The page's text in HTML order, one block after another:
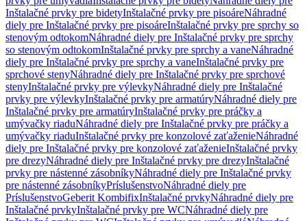
Inštalačné prvky pre bidetyInštalačné prvky pre pisoáreNáhradné
diely pre Inštalačné prvky pre pisoáreInštalačné prvky pre sprchy so
stenovým odtokomNáhradné diely pre Inštalačné prvky pre sprchy
so stenovým odtokomInštalačné prvky pre sprchy a vaneNáhradné
diely pre Inštalačné prvky pre sprchy a vaneInštalačné prvky pre
sprchové stenyNáhradné diely pre Inštalačné prvky pre sprchové
stenyInštalačné prvky pre výlevkyNáhradné diely pre Inštalačné
prvky pre výlevkyInštalačné prvky pre armatúryNáhradné diely pre
Inštalačné prvky pre armatúryInštalačné prvky pre práčky a
umývačky riaduNáhradné diely pre Inštalačné prvky pre práčky a
umývačky riaduInštalačné prvky pre konzolové zaťaženieNáhradné
diely pre Inštalačné prvky pre konzolové zaťaženieInštalačné prvky
pre drezyNáhradné diely pre Inštalačné prvky pre drezyInštalačné
prvky pre nástenné zásobníkyNáhradné diely pre Inštalačné prvky
pre nástenné zásobníkyPríslušenstvoNáhradné diely pre
PríslušenstvoGeberit KombifixInštalačné prvkyNáhradné diely pre
Inštalačné prvkyInštalačné prvky pre WCNáhradné diely pre